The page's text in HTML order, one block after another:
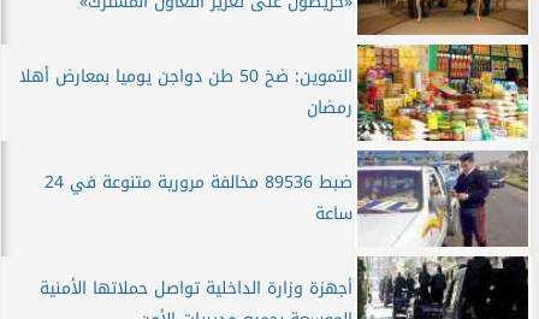
التموين: ضخ 50 طن دواجن يوميا بمعارض أهلا
رمضان
ضبط ‏89536 مخالفة مرورية متنوعة في 24
ساعة
أجهزة وزارة الداخلية تواصل حملاتها الأمنية